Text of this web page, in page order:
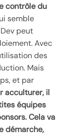
contrôle du
semble
peut
Avec
des
Mais
et par
acculturer, il
équipes
Cela va
démarche,